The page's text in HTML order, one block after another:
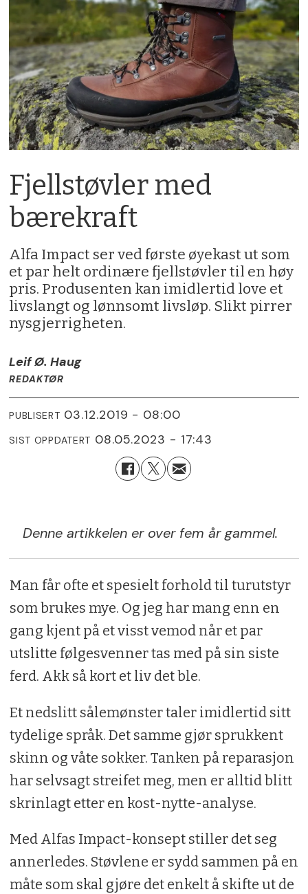
Fjellstøvler med
bærekraft
Alfa Impact ser ved første øyekast ut som
et par helt ordinære fjellstøvler til en høy
pris. Produsenten kan imidlertid love et
livslangt og lønnsomt livsløp. Slikt pirrer
nysgjerrigheten.
Leif Ø. Haug
REDAKTØR
PUBLISERT 03.12.2019 - 08:00
SIST OPPDATERT 08.05.2023 - 17:43
Denne artikkelen er over fem år gammel.
Man får ofte et spesielt forhold til turutstyr
som brukes mye. Og jeg har mang enn en
gang kjent på et visst vemod når et par
utslitte følgesvenner tas med på sin siste
ferd. Akk så kort et liv det ble.
Et nedslitt sålemønster taler imidlertid sitt
tydelige språk. Det samme gjør sprukkent
skinn og våte sokker. Tanken på reparasjon
har selvsagt streifet meg, men er alltid blitt
skrinlagt etter en kost-nytte-analyse.
Med Alfas Impact-konsept stiller det seg
annerledes. Støvlene er sydd sammen på en
måte som skal gjøre det enkelt å skifte ut de